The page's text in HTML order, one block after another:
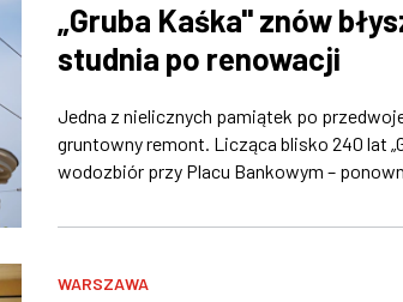
„Gruba Kaśka" znów
studnia po renowacji
Jedna z nielicznych pamiątek po
gruntowny remont. Licząca blisko 240 lat
wodozbiór przy Placu Bankowym –
WARSZAWA